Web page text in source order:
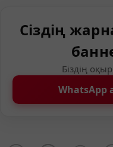
Сіздің
Біздің
WhatsApp